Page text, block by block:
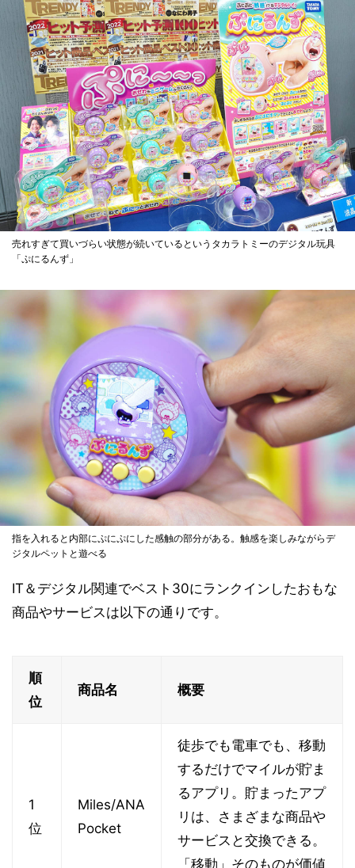
売れすぎて買いづらい状態が続いているというタカラトミーのデジタル玩具
「ぷにるんず」
指を入れると内部にぷにぷにした感触の部分がある。触感を楽しみながらデ
ジタルペットと遊べる
IT＆デジタル関連でベスト30にランクインしたおもな
商品やサービスは以下の通りです。
順
位
商品名 概要
1
位
Miles/ANA
Pocket
徒歩でも電車でも、移動
するだけでマイルが貯ま
るアプリ。貯まったアプ
リは、さまざまな商品や
サービスと交換できる。
「移動」そのものが価値